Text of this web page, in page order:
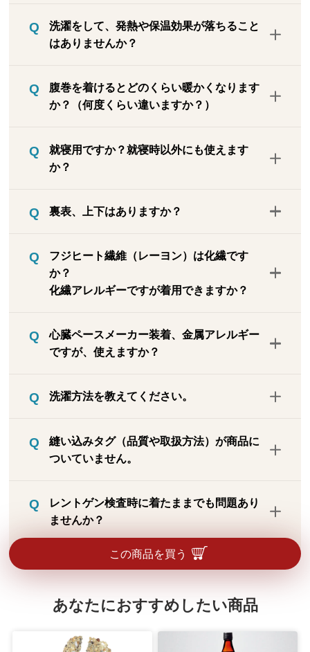
この商品を買う
時期はもちろんのこと、一年を通してお使
いいただける仕様となっています。
洗濯をして、発熱や保温効果が落ちること
はありませんか？
をレーヨン糸に練り込んでいるので、洗濯
によって発熱や保温効果が低下することは
トしましたが、発熱保温効果は変わりませ
んでした。
腹巻を着けるとどのくらい暖かくなります
か？（何度くらい違いますか？）
ク」にて腹巻未着用・着用でお腹部分の皮
膚表面温度を計測したところ2.4℃上昇して
は室温27℃、湿度40％です。被験者は成人
温度上昇の状況は個人差が大きいので、必
ずだれでも2.4℃上がるとは言い切れませ
ん。テスト結果で出た上昇温度は参考値と
就寝用ですか？就寝時以外にも使えます
か？
肌着の下に着用しても衣服に響かないので
通して活躍します。なお、腹巻というとお
腹だけに巻き付けるように思われるかもし
れませんが、縦にも横にもよく伸びるの
アウターに響きにくいです。
裏表、上下はありますか？
用ください。
フジヒート繊維（レーヨン）は化繊です
か？
化繊アレルギーですが着用できますか？
練り込んでいますが、レーヨン自体はポリ
エステルやナイロンのような化繊（化学繊
である植物から取り出した繊維セルロース
も安心してご着用いただけます。
心臓ペースメーカー装着、金属アレルギー
ですが、使えますか？
アレルギーの方、どちらもお使いになれま
うな働きをしているわけではありません。
またレーヨン糸の中に微量が練り込まれて
洗濯方法を教えてください。
は手洗いしてください。洗濯後は日陰で吊
り干ししてください。タンブラー乾燥はで
ますので、週1回程度の洗濯をおすすめし
ます。柔軟剤を使用しても問題ありませ
縫い込みタグ（品質や取扱方法）が商品に
ついていません。
タグが付いていると着用時に不快・不便な
ため、貼付文書に品質表示や取扱いを表示
しています。サイズ、適応寸、組成、お手
入れ方法は同梱の説明書に記載しています
レントゲン検査時に着たままでも問題あり
ませんか？
鉱石が練りこまれているため、レントゲ
ン・CTスキャン等の際の着用はお控えくだ
あなたにおすすめしたい商品